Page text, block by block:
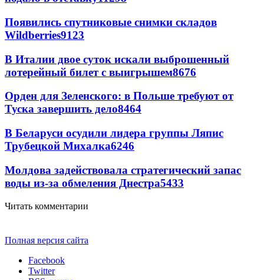
Появились спутниковые снимки складов
Wildberries9123
В Италии двое суток искали выброшенный
лотерейный билет с выигрышем8676
Орден для Зеленского: в Польше требуют от
Туска завершить дело8464
В Беларуси осудили лидера группы Ляпис
Трубецкой Михалка6246
Молдова задействовала стратегический запас
воды из-за обмеления Днестра5433
Читать комментарии
Полная версия сайта
Facebook
Twitter